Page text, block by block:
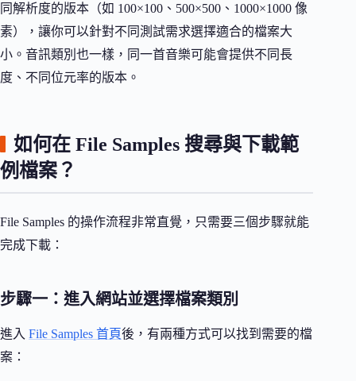
同解析度的版本（如 100×100、500×500、1000×1000 像
素），讓你可以針對不同測試需求選擇適合的檔案大
小。音訊類別也一樣，同一首音樂可能會提供不同長
度、不同位元率的版本。
如何在 File Samples 搜尋與下載範
例檔案？
File Samples 的操作流程非常直覺，只需要三個步驟就能
完成下載：
步驟一：進入網站並選擇檔案類別
進入 File Samples 首頁後，有兩種方式可以找到需要的檔
案：